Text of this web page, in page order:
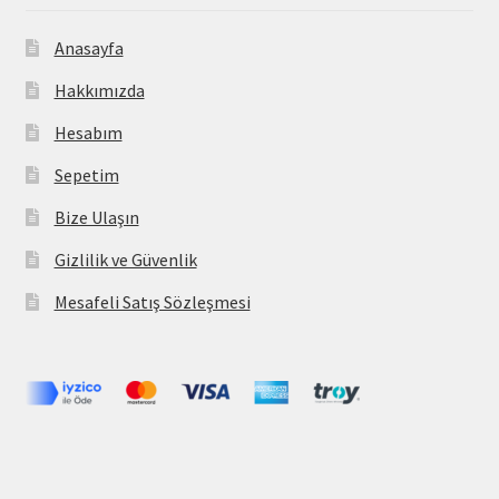
Anasayfa
Hakkımızda
Hesabım
Sepetim
Bize Ulaşın
Gizlilik ve Güvenlik
Mesafeli Satış Sözleşmesi